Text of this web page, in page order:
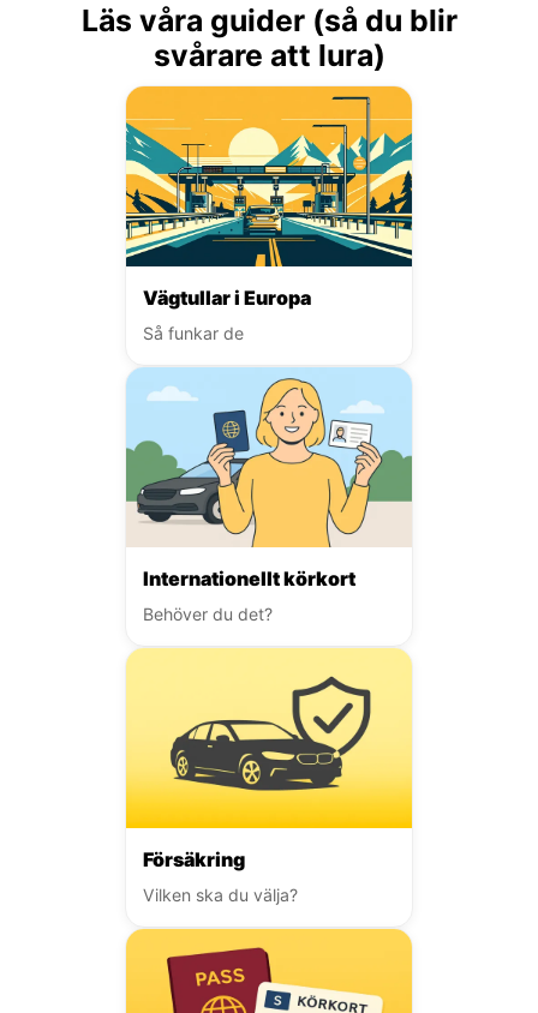
Läs våra guider (så du blir
svårare att lura)
Vägtullar i Europa
Så funkar de
Internationellt körkort
Behöver du det?
Försäkring
Vilken ska du välja?